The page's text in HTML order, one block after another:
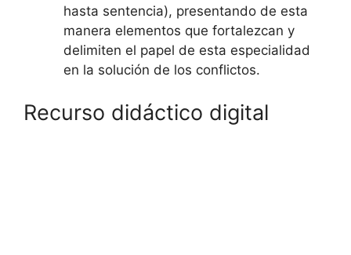
hasta sentencia), presentando de esta
manera elementos que fortalezcan y
delimiten el papel de esta especialidad
en la solución de los conflictos.
Recurso didáctico digital